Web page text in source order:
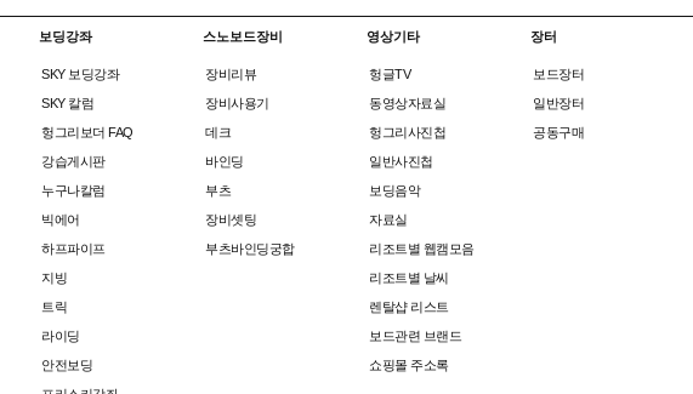
보딩강좌
SKY 보딩강좌
SKY 칼럼
헝그리보더 FAQ
강습게시판
누구나칼럼
빅에어
하프파이프
지빙
트릭
라이딩
안전보딩
스노보드장비
장비리뷰
장비사용기
데크
바인딩
부츠
장비셋팅
부츠바인딩궁합
영상기타
헝글TV
동영상자료실
헝그리사진첩
일반사진첩
보딩음악
자료실
리조트별 웹캠모음
리조트별 날씨
렌탈샵 리스트
보드관련 브랜드
쇼핑몰 주소록
장터
보드장터
일반장터
공동구매